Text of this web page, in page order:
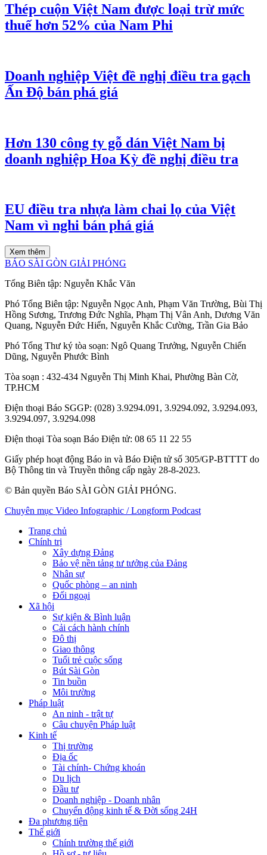
Thép cuộn Việt Nam được loại trừ mức
thuế hơn 52% của Nam Phi
Doanh nghiệp Việt đề nghị điều tra gạch
Ấn Độ bán phá giá
Hơn 130 công ty gỗ dán Việt Nam bị
doanh nghiệp Hoa Kỳ đề nghị điều tra
EU điều tra nhựa làm chai lọ của Việt
Nam vì nghi bán phá giá
Xem thêm
BÁO SÀI GÒN GIẢI PHÓNG
Tổng Biên tập: Nguyễn Khắc Văn
Phó Tổng Biên tập: Nguyễn Ngọc Anh, Phạm Văn Trường, Bùi Thị
Hồng Sương, Trương Đức Nghĩa, Phạm Thị Vân Anh, Dương Văn
Quang, Nguyễn Đức Hiển, Nguyễn Khắc Cường, Trần Gia Bảo
Phó Tổng Thư ký tòa soạn: Ngô Quang Trưởng, Nguyễn Chiến
Dũng, Nguyễn Phước Bình
Tòa soạn : 432-434 Nguyễn Thị Minh Khai, Phường Bàn Cờ,
TP.HCM
Điện thoại Báo SGGP: (028) 3.9294.091, 3.9294.092, 3.9294.093,
3.9294.097, 3.9294.098
Điện thoại Tòa soạn Báo Điện tử: 08 65 11 22 55
Giấy phép hoạt động Báo in và Báo Điện tử số 305/GP-BTTTT do
Bộ Thông tin và Truyền thông cấp ngày 28-8-2023.
© Bản quyền Báo SÀI GÒN GIẢI PHÓNG.
Chuyên mục Video Infographic / Longform Podcast
Trang chủ
Chính trị
Xây dựng Đảng
Bảo vệ nền tảng tư tưởng của Đảng
Nhân sự
Quốc phòng – an ninh
Đối ngoại
Xã hội
Sự kiện & Bình luận
Cải cách hành chính
Đô thị
Giao thông
Tuổi trẻ cuộc sống
Bút Sài Gòn
Tin buồn
Môi trường
Pháp luật
An ninh - trật tự
Câu chuyện Pháp luật
Kinh tế
Thị trường
Địa ốc
Tài chính- Chứng khoán
Du lịch
Đầu tư
Doanh nghiệp - Doanh nhân
Chuyển động kinh tế & Đời sống 24H
Đa phương tiện
Thế giới
Chính trường thế giới